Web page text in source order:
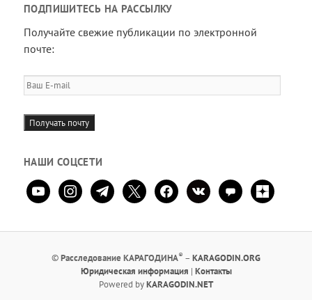
ПОДПИШИТЕСЬ НА РАССЫЛКУ
Получайте свежие публикации по электронной
почте:
Ваш
E-
mail
Получать почту
НАШИ СОЦСЕТИ
youtubeinstagramtelegram
x facebookvkontaktecomment
zen-
yandex
©Расследование КАРАГОДИНА® – KARAGODIN.ORG
Юридическая информация | Контакты
Powered byKARAGODIN.NET